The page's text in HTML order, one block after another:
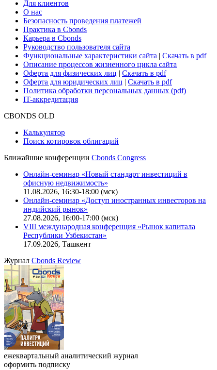
Для клиентов
О нас
Безопасность проведения платежей
Практика в Cbonds
Карьера в Cbonds
Руководство пользователя сайта
Функциональные характеристики сайта | Скачать в pdf
Описание процессов жизненного цикла сайта
Оферта для физических лиц | Скачать в pdf
Оферта для юридических лиц | Скачать в pdf
Политика обработки персональных данных (pdf)
IT-аккредитация
CBONDS OLD
Калькулятор
Поиск котировок облигаций
Ближайшие конференции Cbonds Congress
Онлайн-семинар «Новый стандарт инвестиций в
офисную недвижимость»
11.08.2026, 16:30-18:00 (мск)
Онлайн-семинар «Доступ иностранных инвесторов на
индийский рынок»
27.08.2026, 16:00-17:00 (мск)
VIII международная конференция «Рынок капитала
Республики Узбекистан»
17.09.2026, Ташкент
Журнал Cbonds Review
ежеквартальный аналитический журнал
оформить подписку